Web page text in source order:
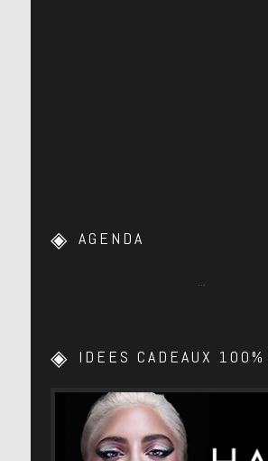
AGENDA
IDEES CADEAUX 100%